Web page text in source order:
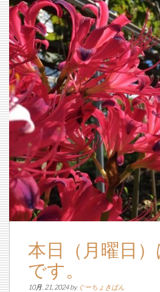
本日（月曜日）
です。
10月. 21, 2024 by ぐーちょきぱん